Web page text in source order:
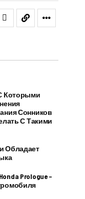
Которыми
Сонников
С Такими
Обладает
Prologue –